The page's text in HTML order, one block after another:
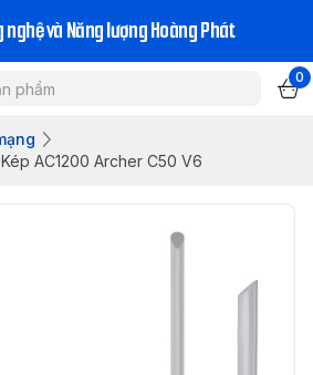
nghệ và Năng lượng Hoàng Phát
0
AC1200 Archer C50 V6